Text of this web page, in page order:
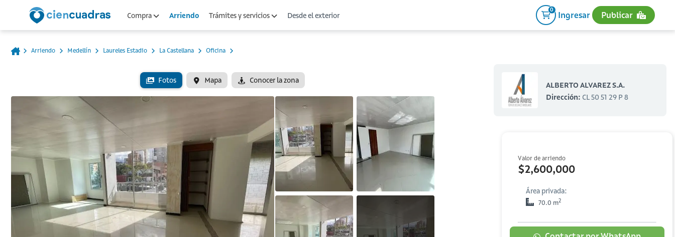
Compra Arriendo Trámites y servicios Desde el exterior
0
Ingresar Publicar
Arriendo Medellín Laureles Estadio La Castellana Oficina
Fotos Mapa Conocer la zona
ALBERTO ALVAREZ S.A.
Dirección: CL 50 51 29 P 8
Valor de arriendo
$2,600,000
Área privada:
70.0 m2